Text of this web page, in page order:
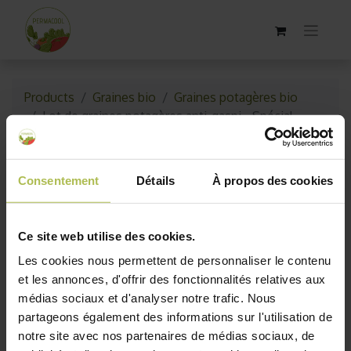
Consentement Détails À propos des cookies
Ce site web utilise des cookies.
Les cookies nous permettent de personnaliser le contenu
et les annonces, d'offrir des fonctionnalités relatives aux
médias sociaux et d'analyser notre trafic. Nous
partageons également des informations sur l'utilisation de
notre site avec nos partenaires de médias sociaux, de
Products Graines bio
Graines potagères bio
Lot de graines potagères anti-gaspi - Spécial
automne
Épuisé